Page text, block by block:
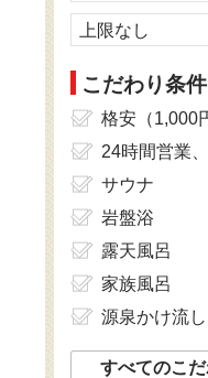
上限なし
こだわり条件
格安（1,000
24時間営業
サウナ
岩盤浴
露天風呂
家族風呂
源泉かけ流し
すべてのこ